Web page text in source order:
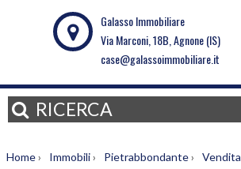
Galasso Immobiliare
Via Marconi, 18B, Agnone (IS)
case@galassoimmobiliare.it
RICERCA
Home› Immobili› Pietrabbondante› Vendita